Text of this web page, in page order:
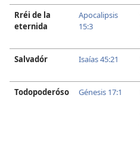
Rréi de la
eternida
Apocalipsis
15:3
Salvadór
Isaías 45:21
Todopoderóso
Génesis 17:1